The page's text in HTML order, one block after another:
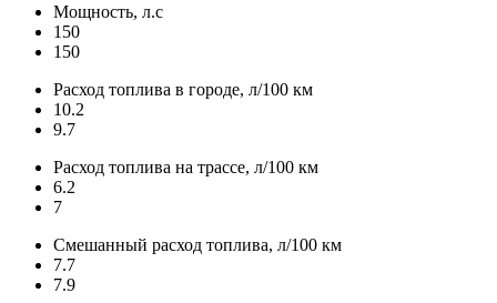
Мощность, л.с
150
150
Расход топлива в городе, л/100 км
10.2
9.7
Расход топлива на трассе, л/100 км
6.2
7
Смешанный расход топлива, л/100 км
7.7
7.9